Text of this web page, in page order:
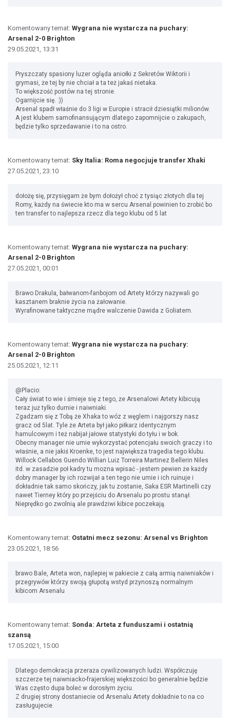
Komentowany temat: Wygrana nie wystarcza na puchary:
Arsenal 2-0 Brighton
29.05.2021, 13:31
Pryszczaty spasiony luzer ogląda aniołki z Sekretów Wiktorii i
grymasi, że tej by nie chciał a ta też jakaś nietaka.
To większość postów na tej stronie.
Ogarnijcie się. :))
Arsenal spadł właśnie do 3 ligi w Europie i stracił dziesiątki milionów.
A jest klubem samofinansującym dlatego zapomnijcie o zakupach,
będzie tylko sprzedawanie i to na ostro.
Komentowany temat: Sky Italia: Roma negocjuje transfer Xhaki
27.05.2021, 23:10
dołożę się, przysięgam że bym dołożył choć z tysiąc złotych dla tej
Romy, każdy na świecie kto ma w sercu Arsenal powinien to zrobić bo
ten transfer to najlepsza rzecz dla tego klubu od 5 lat
Komentowany temat: Wygrana nie wystarcza na puchary:
Arsenal 2-0 Brighton
27.05.2021, 00:01
Brawo Drakula, bałwanom-fanbojom od Artety którzy nazywali go
kasztanem braknie życia na żałowanie.
Wyrafinowane taktyczne mądre walczenie Dawida z Goliatem.
Komentowany temat: Wygrana nie wystarcza na puchary:
Arsenal 2-0 Brighton
25.05.2021, 12:11
@Placio:
Cały świat to wie i śmieje się z tego, że Arsenalowi Artety kibicują
teraz już tylko durnie i naiwniaki.
Zgadzam się z Tobą że Xhaka to wóz z węglem i najgorszy nasz
gracz od 5lat. Tyle że Arteta był jako piłkarz identycznym
hamulcowym i też nabijał jałowe statystyki do tyłu i w bok.
Obecny manager nie umie wykorzystać potencjału swoich graczy i to
właśnie, a nie jakiś Kroenke, to jest największa tragedia tego klubu.
Willock Cellabos Guendo Willian Luiz Torreira Martinez Bellerin Niles
itd. w zasadzie poł kadry tu mozna wpisać - jestem pewien że każdy
dobry manager by ich rozwijał a ten tego nie umie i ich ruinuje i
dokładnie tak samo skończy, jak tu zostanie, Saka ESR Martinelli czy
nawet Tierney który po przejściu do Arsenalu po prostu stanął.
Nieprędko go zwolnią ale prawdziwi kibice poczekają.
Komentowany temat: Ostatni mecz sezonu: Arsenal vs Brighton
23.05.2021, 18:56
brawo Bale, Arteta won, najlepiej w pakiecie z całą armią naiwniaków i
przegrywów którzy swoją głupotą wstyd przynoszą normalnym
kibicom Arsenalu
Komentowany temat: Sonda: Arteta z funduszami i ostatnią
szansą
17.05.2021, 15:00
Dlatego demokracja przeraża cywilizowanych ludzi. Współczuję
szczerze tej naiwniacko-frajerskiej większości bo generalnie będzie
Was często dupa boleć w dorosłym życiu.
Z drugiej strony dostaniecie od Arsenalu Artety dokładnie to na co
zasługujecie.